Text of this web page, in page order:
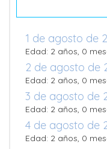
1 de agosto de
Edad: 2 años, 0
2 de agosto de
Edad: 2 años, 0
3 de agosto de
Edad: 2 años, 0
4 de agosto de
Edad: 2 años, 0